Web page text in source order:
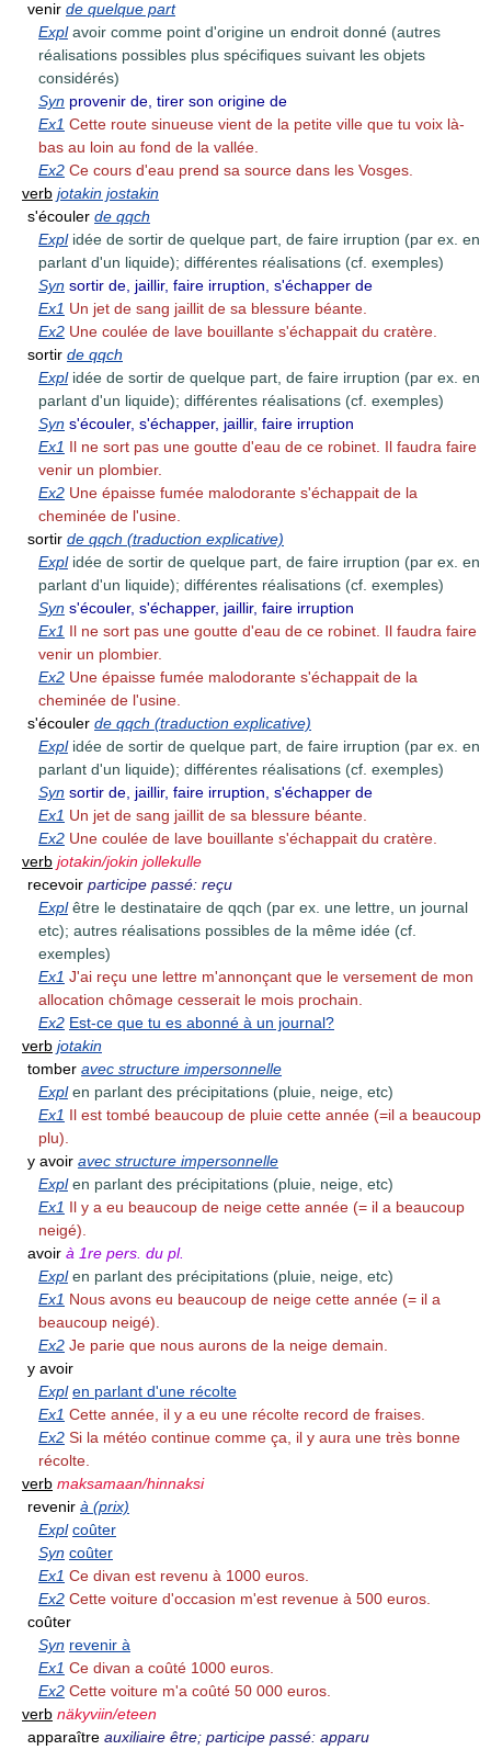
venir de quelque part
Expl avoir comme point d'origine un endroit donné (autres
réalisations possibles plus spécifiques suivant les objets
considérés)
Syn provenir de, tirer son origine de
Ex1 Cette route sinueuse vient de la petite ville que tu voix là-
bas au loin au fond de la vallée.
Ex2 Ce cours d'eau prend sa source dans les Vosges.
verb jotakin jostakin
s'écouler de qqch
Expl idée de sortir de quelque part, de faire irruption (par ex. en
parlant d'un liquide); différentes réalisations (cf. exemples)
Syn sortir de, jaillir, faire irruption, s'échapper de
Ex1 Un jet de sang jaillit de sa blessure béante.
Ex2 Une coulée de lave bouillante s'échappait du cratère.
sortir de qqch
Expl idée de sortir de quelque part, de faire irruption (par ex. en
parlant d'un liquide); différentes réalisations (cf. exemples)
Syn s'écouler, s'échapper, jaillir, faire irruption
Ex1 Il ne sort pas une goutte d'eau de ce robinet. Il faudra faire
venir un plombier.
Ex2 Une épaisse fumée malodorante s'échappait de la
cheminée de l'usine.
sortir de qqch (traduction explicative)
Expl idée de sortir de quelque part, de faire irruption (par ex. en
parlant d'un liquide); différentes réalisations (cf. exemples)
Syn s'écouler, s'échapper, jaillir, faire irruption
Ex1 Il ne sort pas une goutte d'eau de ce robinet. Il faudra faire
venir un plombier.
Ex2 Une épaisse fumée malodorante s'échappait de la
cheminée de l'usine.
s'écouler de qqch (traduction explicative)
Expl idée de sortir de quelque part, de faire irruption (par ex. en
parlant d'un liquide); différentes réalisations (cf. exemples)
Syn sortir de, jaillir, faire irruption, s'échapper de
Ex1 Un jet de sang jaillit de sa blessure béante.
Ex2 Une coulée de lave bouillante s'échappait du cratère.
verb jotakin/jokin jollekulle
recevoir participe passé: reçu
Expl être le destinataire de qqch (par ex. une lettre, un journal
etc); autres réalisations possibles de la même idée (cf.
exemples)
Ex1 J'ai reçu une lettre m'annonçant que le versement de mon
allocation chômage cesserait le mois prochain.
Ex2 Est-ce que tu es abonné à un journal?
verb jotakin
tomber avec structure impersonnelle
Expl en parlant des précipitations (pluie, neige, etc)
Ex1 Il est tombé beaucoup de pluie cette année (=il a beaucoup
plu).
y avoir avec structure impersonnelle
Expl en parlant des précipitations (pluie, neige, etc)
Ex1 Il y a eu beaucoup de neige cette année (= il a beaucoup
neigé).
avoir à 1re pers. du pl.
Expl en parlant des précipitations (pluie, neige, etc)
Ex1 Nous avons eu beaucoup de neige cette année (= il a
beaucoup neigé).
Ex2 Je parie que nous aurons de la neige demain.
y avoir
Expl en parlant d'une récolte
Ex1 Cette année, il y a eu une récolte record de fraises.
Ex2 Si la météo continue comme ça, il y aura une très bonne
récolte.
verb maksamaan/hinnaksi
revenir à (prix)
Expl coûter
Syn coûter
Ex1 Ce divan est revenu à 1000 euros.
Ex2 Cette voiture d'occasion m'est revenue à 500 euros.
coûter
Syn revenir à
Ex1 Ce divan a coûté 1000 euros.
Ex2 Cette voiture m'a coûté 50 000 euros.
verb näkyviin/eteen
apparaître auxiliaire être; participe passé: apparu